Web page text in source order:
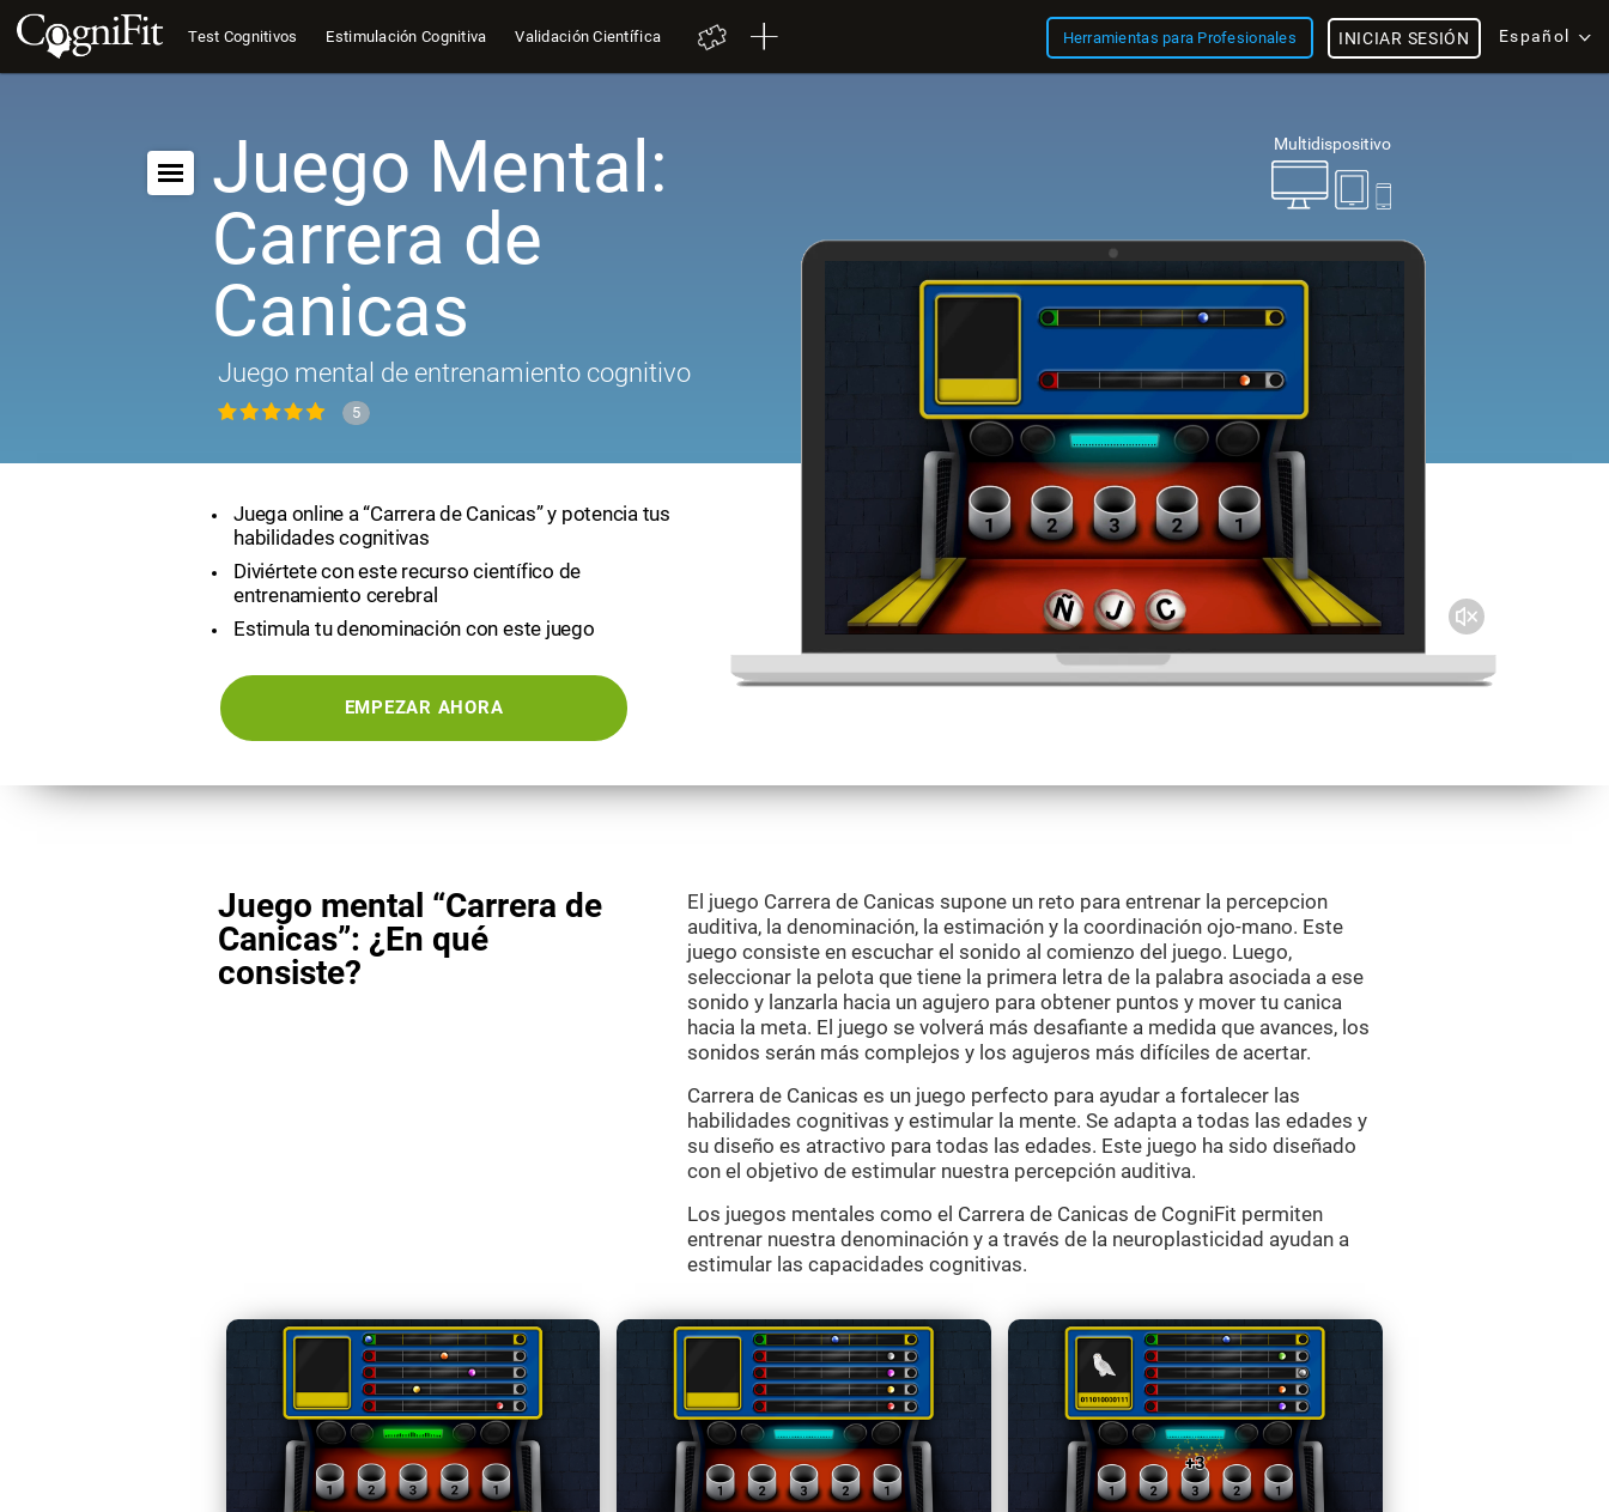
Test Cognitivos Estimulación Cognitiva Validación Científica Herramientas para Profesionales Español
INICIAR SESIÓN
Multidispositivo
Juego Mental:
Carrera de
Canicas
Juego mental de entrenamiento cognitivo
5
Juega online a “Carrera de Canicas” y potencia tus
habilidades cognitivas
Diviértete con este recurso científico de
entrenamiento cerebral
Estimula tu denominación con este juego
EMPEZAR AHORA
Juego mental “Carrera de
Canicas”: ¿En qué
consiste?
El juego Carrera de Canicas supone un reto para entrenar la percepcion
auditiva, la denominación, la estimación y la coordinación ojo-mano. Este
juego consiste en escuchar el sonido al comienzo del juego. Luego,
seleccionar la pelota que tiene la primera letra de la palabra asociada a ese
sonido y lanzarla hacia un agujero para obtener puntos y mover tu canica
hacia la meta. El juego se volverá más desafiante a medida que avances, los
sonidos serán más complejos y los agujeros más difíciles de acertar.
Carrera de Canicas es un juego perfecto para ayudar a fortalecer las
habilidades cognitivas y estimular la mente. Se adapta a todas las edades y
su diseño es atractivo para todas las edades. Este juego ha sido diseñado
con el objetivo de estimular nuestra percepción auditiva.
Los juegos mentales como el Carrera de Canicas de CogniFit permiten
entrenar nuestra denominación y a través de la neuroplasticidad ayudan a
estimular las capacidades cognitivas.